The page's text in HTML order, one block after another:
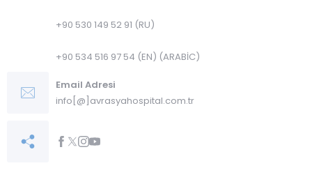
+90 530 149 52 91 (RU)
+90 534 516 97 54 (EN) (ARABİC)
Email Adresi
info[@]avrasyahospital.com.tr